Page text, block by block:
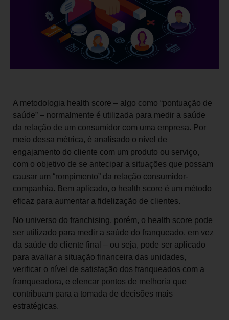
A metodologia health score – algo como “pontuação de
saúde” – normalmente é utilizada para medir a saúde
da relação de um consumidor com uma empresa. Por
meio dessa métrica, é analisado o nível de
engajamento do cliente com um produto ou serviço,
com o objetivo de se antecipar a situações que possam
causar um “rompimento” da relação consumidor-
companhia. Bem aplicado, o health score é um método
eficaz para aumentar a fidelização de clientes.
No universo do franchising, porém, o health score pode
ser utilizado para medir a saúde do franqueado, em vez
da saúde do cliente final – ou seja, pode ser aplicado
para avaliar a situação financeira das unidades,
verificar o nível de satisfação dos franqueados com a
franqueadora, e elencar pontos de melhoria que
contribuam para a tomada de decisões mais
estratégicas.